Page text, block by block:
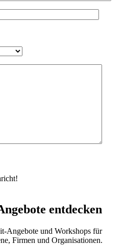
entdecken
Angebote und Workshops für
Firmen und Organisationen.